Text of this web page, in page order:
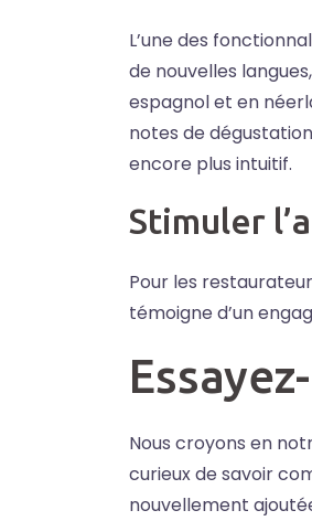
L’une des
de nouvelles
espagnol et en
notes de
encore plus intuitif.
Stimuler
Pour les
témoigne d’un
Nous croyons en
curieux de savoir
nouvellement